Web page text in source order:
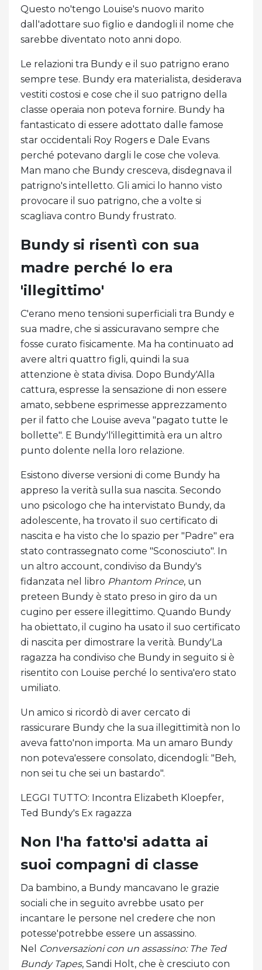
Questo no'tengo Louise's nuovo marito
dall'adottare suo figlio e dandogli il nome che
sarebbe diventato noto anni dopo.
Le relazioni tra Bundy e il suo patrigno erano
sempre tese. Bundy era materialista, desiderava
vestiti costosi e cose che il suo patrigno della
classe operaia non poteva fornire. Bundy ha
fantasticato di essere adottato dalle famose
star occidentali Roy Rogers e Dale Evans
perché potevano dargli le cose che voleva.
Man mano che Bundy cresceva, disdegnava il
patrigno's intelletto. Gli amici lo hanno visto
provocare il suo patrigno, che a volte si
scagliava contro Bundy frustrato.
Bundy si risentì con sua
madre perché lo era
'illegittimo'
C'erano meno tensioni superficiali tra Bundy e
sua madre, che si assicuravano sempre che
fosse curato fisicamente. Ma ha continuato ad
avere altri quattro figli, quindi la sua
attenzione è stata divisa. Dopo Bundy'Alla
cattura, espresse la sensazione di non essere
amato, sebbene esprimesse apprezzamento
per il fatto che Louise aveva "pagato tutte le
bollette". E Bundy'l'illegittimità era un altro
punto dolente nella loro relazione.
Esistono diverse versioni di come Bundy ha
appreso la verità sulla sua nascita. Secondo
uno psicologo che ha intervistato Bundy, da
adolescente, ha trovato il suo certificato di
nascita e ha visto che lo spazio per "Padre" era
stato contrassegnato come "Sconosciuto". In
un altro account, condiviso da Bundy's
fidanzata nel libro Phantom Prince, un
preteen Bundy è stato preso in giro da un
cugino per essere illegittimo. Quando Bundy
ha obiettato, il cugino ha usato il suo certificato
di nascita per dimostrare la verità. Bundy'La
ragazza ha condiviso che Bundy in seguito si è
risentito con Louise perché lo sentiva'ero stato
umiliato.
Un amico si ricordò di aver cercato di
rassicurare Bundy che la sua illegittimità non lo
aveva fatto'non importa. Ma un amaro Bundy
non poteva'essere consolato, dicendogli: "Beh,
non sei tu che sei un bastardo".
LEGGI TUTTO: Incontra Elizabeth Kloepfer,
Ted Bundy's Ex ragazza
Non l'ha fatto'si adatta ai
suoi compagni di classe
Da bambino, a Bundy mancavano le grazie
sociali che in seguito avrebbe usato per
incantare le persone nel credere che non
potesse'potrebbe essere un assassino.
Nel
Conversazioni con un assassino: The Ted
Bundy Tapes, Sandi Holt, che è cresciuto con